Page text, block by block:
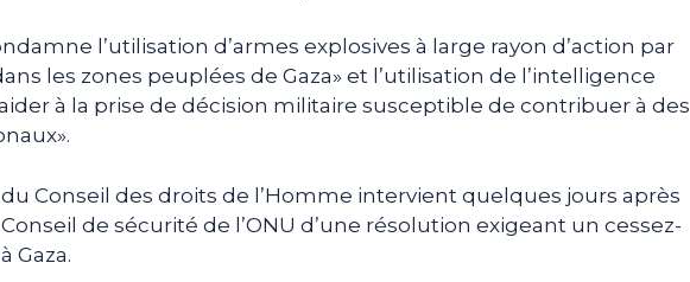
l’utilisation d’armes explosives à large rayon d’action par
les zones peuplées de Gaza» et l’utilisation de l’intelligence
à la prise de décision militaire susceptible de contribuer à des
Conseil des droits de l’Homme intervient quelques jours après
de sécurité de l’ONU d’une résolution exigeant un cessez-
Gaza.